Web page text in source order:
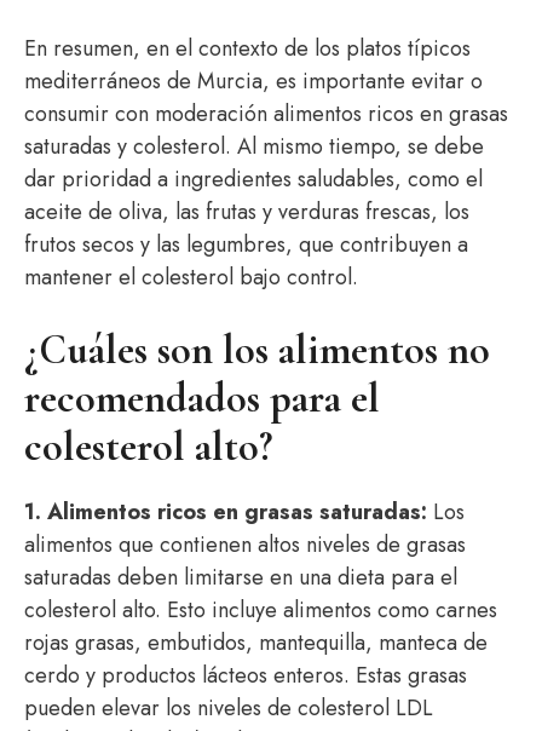
En resumen, en el contexto de los platos típicos
mediterráneos de Murcia, es importante evitar o
consumir con moderación alimentos ricos en grasas
saturadas y colesterol. Al mismo tiempo, se debe
dar prioridad a ingredientes saludables, como el
aceite de oliva, las frutas y verduras frescas, los
frutos secos y las legumbres, que contribuyen a
mantener el colesterol bajo control.
¿Cuáles son los alimentos no
recomendados para el
colesterol alto?
1. Alimentos ricos en grasas saturadas: Los
alimentos que contienen altos niveles de grasas
saturadas deben limitarse en una dieta para el
colesterol alto. Esto incluye alimentos como carnes
rojas grasas, embutidos, mantequilla, manteca de
cerdo y productos lácteos enteros. Estas grasas
pueden elevar los niveles de colesterol LDL